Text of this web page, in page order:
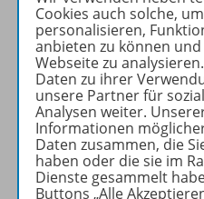
Zugehörige
Inhaltsverzeichnis
Cookies auch solche,
personalisieren,
anbieten zu können
Webseite zu
Daten zu ihrer
unsere Partner für
Analysen weiter.
Informationen
Daten zusammen, die
haben oder die sie im
Dienste gesammelt
Buttons „Alle